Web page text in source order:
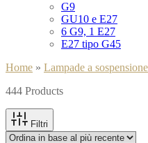
G9
GU10 e E27
6 G9, 1 E27
E27 tipo G45
Home » Lampade a sospensione
444 Products
Filtri